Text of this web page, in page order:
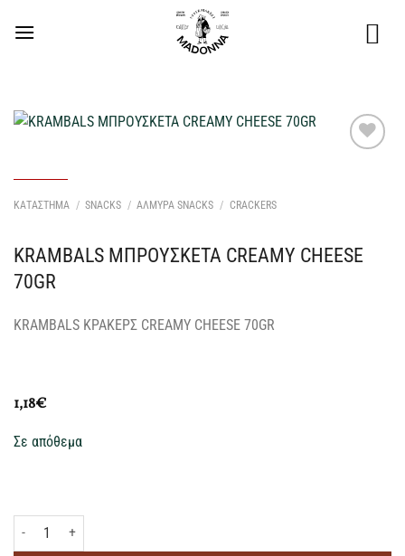
στο
ΚΑΤΑΣΤΗΜΑ / SNACKS / ΑΛΜΥΡΑ SNACKS / CRACKERS
KRAMBALS ΜΠΡΟΥΣΚΕΤΑ CREAMY CHEESE
70GR
KRAMBALS ΚΡΑΚΕΡΣ CREAMY CHEESE 70GR
1,18€
Σε απόθεμα
KRAMBALS ΜΠΡΟΥΣΚΕΤΑ CREAMY CHEESE 70GR ποσότητα